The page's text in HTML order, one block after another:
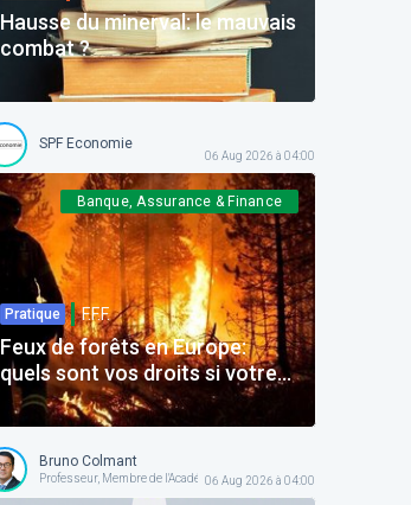
Hausse du minerval: le mauvais
combat ?
SPF Economie
06 Aug 2026 à 04:00
Banque, Assurance & Finance
Pratique F.F.F.
Feux de forêts en Europe:
quels sont vos droits si votre
voyage est impacté ?
Bruno Colmant
Professeur, Membre de l'Académie Royale06 Aug 2026 à 04:00